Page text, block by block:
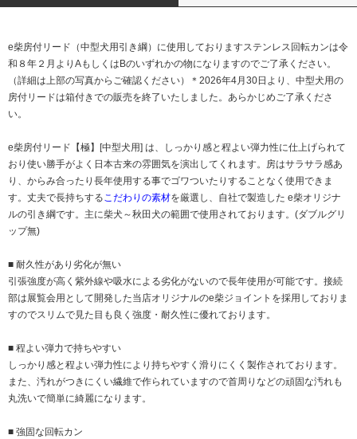
e柴房付リード（中型犬用引き綱）に使用しておりますステンレス回転カンは令
和８年２月よりAもしくはBのいずれかの物になりますのでご了承ください。
（詳細は上部の写真からご確認ください）＊2026年4月30日より、中型犬用の
房付リードは箱付きでの販売を終了いたしました。あらかじめご了承くださ
い。
e柴房付リード【極】[中型犬用] は、しっかり感と程よい弾力性に仕上げられて
おり使い勝手がよく日本古来の雰囲気を演出してくれます。房はサラサラ感あ
り、からみ合ったり長年使用する事でゴワついたりすることなく使用できま
す。丈夫で長持ちするこだわりの素材を厳選し、自社で製造した e柴オリジナ
ルの引き綱です。主に柴犬～秋田犬の範囲で使用されております。(ダブルグリ
ップ無)
■ 耐久性があり劣化が無い
引張強度が高く紫外線や吸水による劣化がないので長年使用が可能です。接続
部は展覧会用として開発した当店オリジナルのe柴ジョイントを採用しておりま
すのでスリムで見た目も良く強度・耐久性に優れております。
■ 程よい弾力で持ちやすい
しっかり感と程よい弾力性により持ちやすく滑りにくく製作されております。
また、汚れがつきにくい繊維で作られていますので首周りなどの頑固な汚れも
丸洗いで簡単に綺麗になります。
■ 強固な回転カン